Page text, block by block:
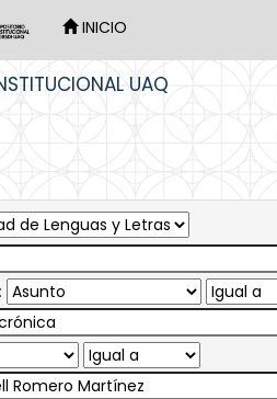
INICIO
UAQ